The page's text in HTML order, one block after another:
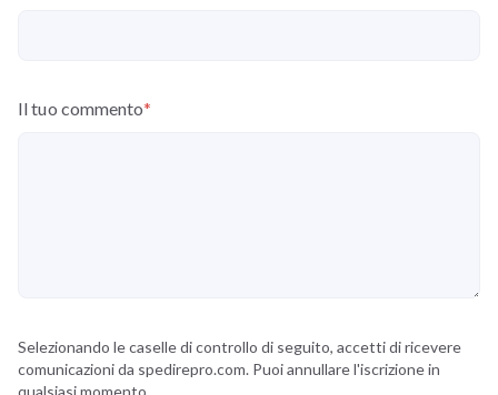
Il tuo commento*
Selezionando le caselle di controllo di seguito, accetti di ricevere
comunicazioni da spedirepro.com. Puoi annullare l'iscrizione in
qualsiasi momento.